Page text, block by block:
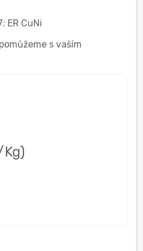
ER CuNi
s vaším